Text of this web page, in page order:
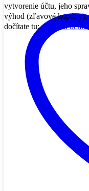
vytvorenie účtu, jeho
výhod (zľavové kupóny).
dočítate tu:pravidlá